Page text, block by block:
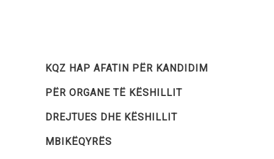
KQZ HAP AFATIN PËR KANDIDIM
PËR ORGANE TË KËSHILLIT
DREJTUES DHE KËSHILLIT
MBIKËQYRËS